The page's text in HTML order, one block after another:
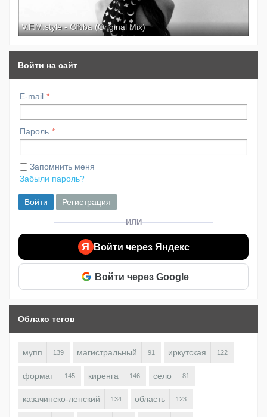
V.F.M.style - Gibba (Original Mix)
Войти на сайт
E-mail
Пароль
Запомнить меня
Забыли пароль?
Войти Регистрация
ИЛИ
Я Войти через Яндекс
Войти через Google
Облако тегов
мупп 139 магистральный 91 иркутская 122
формат 145 киренга 146 село 81
казачинско-ленский 134 область 123